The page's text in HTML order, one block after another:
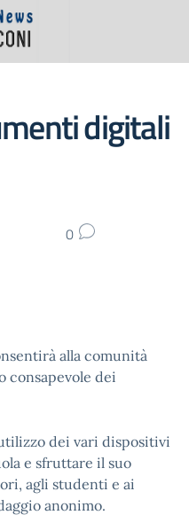
digitali
0
alla comunità
consapevole dei
dei vari dispositivi
e sfruttare il suo
agli studenti e ai
anonimo.